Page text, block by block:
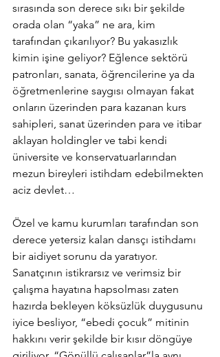
sırasında son derece sıkı bir şekilde
orada olan “yaka” ne ara, kim
tarafından çıkarılıyor? Bu yakasızlık
kimin işine geliyor? Eğlence sektörü
patronları, sanata, öğrencilerine ya da
öğretmenlerine saygısı olmayan fakat
onların üzerinden para kazanan kurs
sahipleri, sanat üzerinden para ve itibar
aklayan holdingler ve tabi kendi
üniversite ve konservatuarlarından
mezun bireyleri istihdam edebilmekten
aciz devlet…
Özel ve kamu kurumları tarafından son
derece yetersiz kalan dansçı istihdamı
bir aidiyet sorunu da yaratıyor.
Sanatçının istikrarsız ve verimsiz bir
çalışma hayatına hapsolması zaten
hazırda bekleyen köksüzlük duygusunu
iyice besliyor, “ebedi çocuk” mitinin
hakkını verir şekilde bir kısır döngüye